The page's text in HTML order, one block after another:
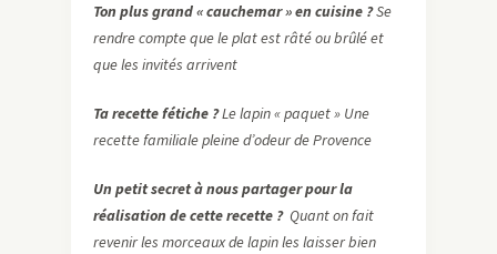
Ton plus grand « cauchemar » en cuisine ?Se
rendre compte que le plat est râté ou brûlé et
que les invités arrivent
Ta recette fétiche ?Le lapin « paquet » Une
recette familiale pleine d’odeur de Provence
Un petit secret à nous partager pour la
réalisation de cette recette ?Quant on fait
revenir les morceaux de lapin les laisser bien